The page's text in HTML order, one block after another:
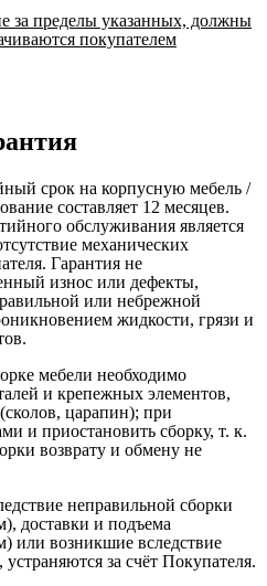
за пределы указанных, должны
покупателем
срок на корпусную мебель /
составляет 12 месяцев.
обслуживания является
механических
Гарантия не
износ или дефекты,
или небрежной
жидкости, грязи и
мебели необходимо
и крепежных элементов,
царапин); при
и приостановить сборку, т. к.
возврату и обмену не
неправильной сборки
доставки и подъема
или возникшие вследствие
за счёт Покупателя.